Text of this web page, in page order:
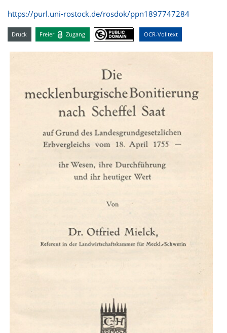
https://purl.uni-rostock.de/rosdok/ppn1897747284
Druck Freier Zugang OCR-Volltext